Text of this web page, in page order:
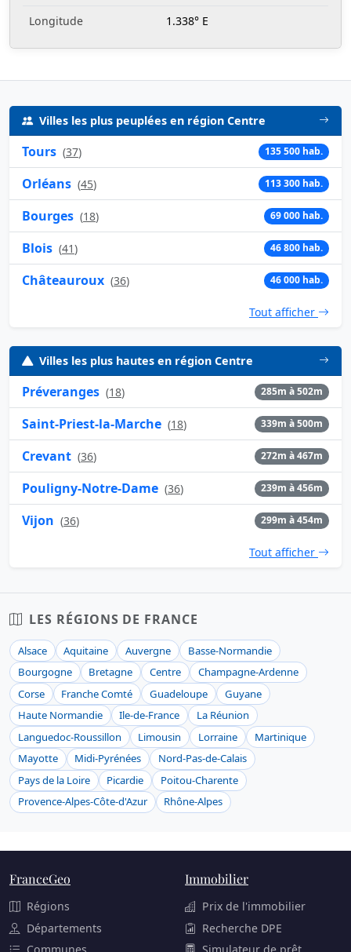
Longitude
1.338° E
Villes les plus peuplées en région Centre
Tours (37) 135 500 hab.
Orléans (45) 113 300 hab.
Bourges (18) 69 000 hab.
Blois (41) 46 800 hab.
Châteauroux (36) 46 000 hab.
Tout afficher
Villes les plus hautes en région Centre
Préveranges (18) 285m à 502m
Saint-Priest-la-Marche (18) 339m à 500m
Crevant (36) 272m à 467m
Pouligny-Notre-Dame (36) 239m à 456m
Vijon (36) 299m à 454m
Tout afficher
LES RÉGIONS DE FRANCE
Alsace Aquitaine Auvergne
Basse-Normandie
Bourgogne
Bretagne Centre
Champagne-Ardenne
Corse
Franche Comté Guadeloupe
Guyane
Haute Normandie
Ile-de-France
La Réunion
Languedoc-Roussillon
Limousin Lorraine
Martinique
Mayotte
Midi-Pyrénées
Nord-Pas-de-Calais
Pays de la Loire
Picardie
Poitou-Charente
Provence-Alpes-Côte-d'Azur
Rhône-Alpes
FranceGeo
Régions
Départements
Immobilier
Prix de l'immobilier
Recherche DPE